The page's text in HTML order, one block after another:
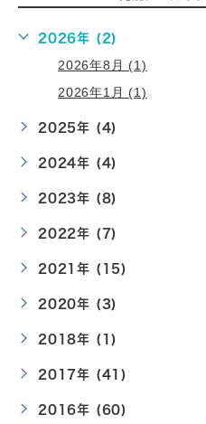
2026年 (2)
2026年8月 (1)
2026年1月 (1)
2025年 (4)
2024年 (4)
2023年 (8)
2022年 (7)
2021年 (15)
2020年 (3)
2018年 (1)
2017年 (41)
2016年 (60)